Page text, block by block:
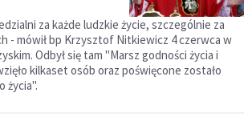
za każde ludzkie życie, szczególnie za
- mówił bp Krzysztof Nitkiewicz 4 czerwca w
Odbył się tam "Marsz godności życia i
kilkaset osób oraz poświęcone zostało
życia".